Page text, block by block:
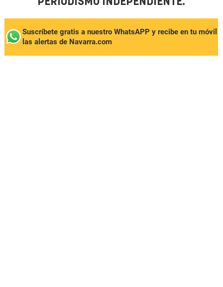
Suscríbete gratis a nuestro WhatsAPP y recibe en tu móvil
las alertas de Navarra.com